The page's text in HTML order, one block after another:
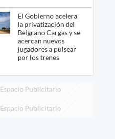
El Gobierno acelera
la privatización del
Belgrano Cargas y se
acercan nuevos
jugadores a pulsear
por los trenes
Espacio Publicitario
Espacio Publicitario